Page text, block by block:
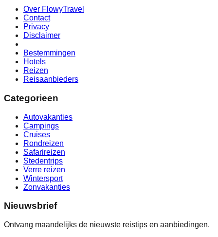
Over FlowyTravel
Contact
Privacy
Disclaimer
Bestemmingen
Hotels
Reizen
Reisaanbieders
Categorieen
Autovakanties
Campings
Cruises
Rondreizen
Safarireizen
Stedentrips
Verre reizen
Wintersport
Zonvakanties
Nieuwsbrief
Ontvang maandelijks de nieuwste reistips en aanbiedingen.